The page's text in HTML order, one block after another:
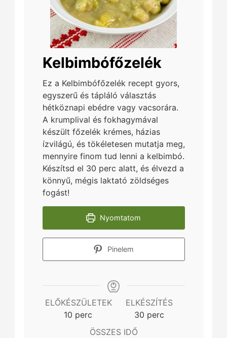
Kelbimbófőzelék
Ez a Kelbimbófőzelék recept gyors,
egyszerű és tápláló választás
hétköznapi ebédre vagy vacsorára.
A krumplival és fokhagymával
készült főzelék krémes, házias
ízvilágú, és tökéletesen mutatja meg,
mennyire finom tud lenni a kelbimbó.
Készítsd el 30 perc alatt, és élvezd a
könnyű, mégis laktató zöldséges
fogást!
Nyomtatom
Pinelem
ELŐKÉSZÜLETEK
10minutes
perc
ELKÉSZÍTÉS
30minutes
perc
ÖSSZES IDŐ